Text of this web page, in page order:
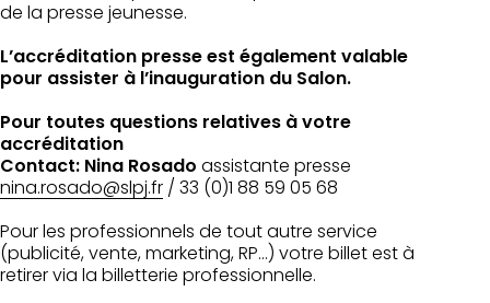
de la presse jeunesse.
L’accréditation presse est également valable
pour assister à l’inauguration du Salon.
Pour toutes questions relatives à votre
accréditation
Contact: Nina Rosado assistante presse
nina.rosado@slpj.fr / 33 (0)1 88 59 05 68
Pour les professionnels de tout autre service
(publicité, vente, marketing, RP…) votre billet est à
retirer via la billetterie professionnelle.